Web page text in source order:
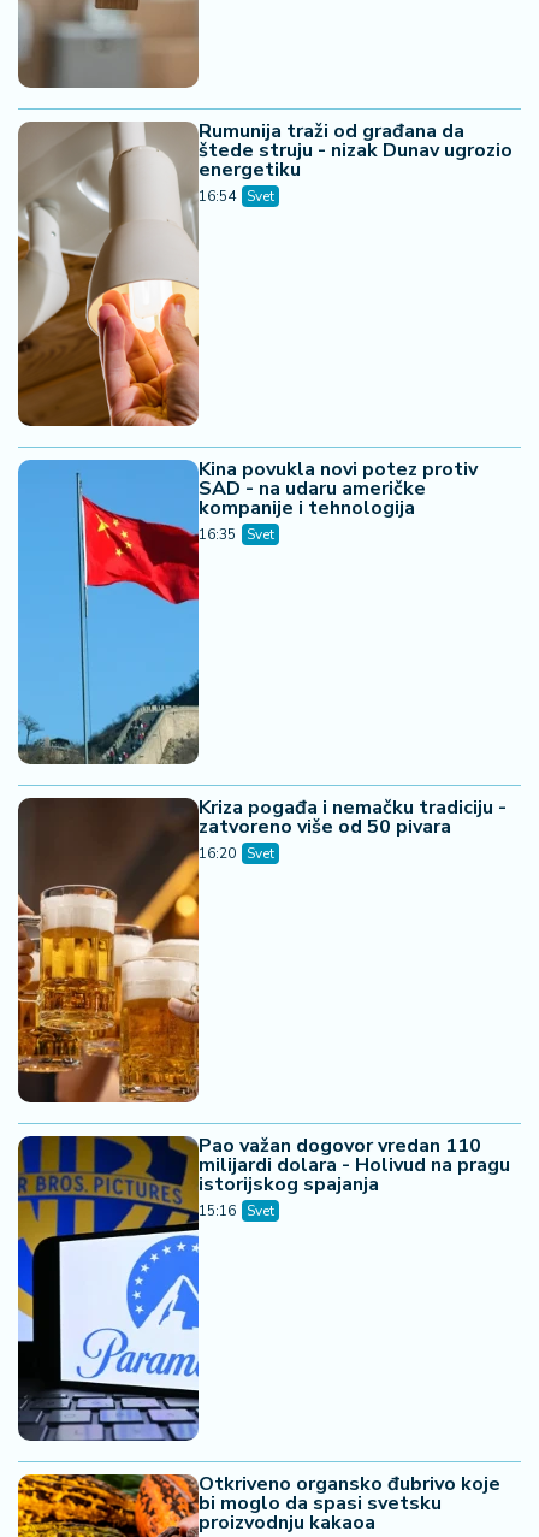
Rumunija traži od građana da
štede struju - nizak Dunav ugrozio
energetiku
16:54 Svet
Kina povukla novi potez protiv
SAD - na udaru američke
kompanije i tehnologija
16:35 Svet
Kriza pogađa i nemačku tradiciju -
zatvoreno više od 50 pivara
16:20 Svet
Pao važan dogovor vredan 110
milijardi dolara - Holivud na pragu
istorijskog spajanja
15:16 Svet
Otkriveno organsko đubrivo koje
bi moglo da spasi svetsku
proizvodnju kakaoa